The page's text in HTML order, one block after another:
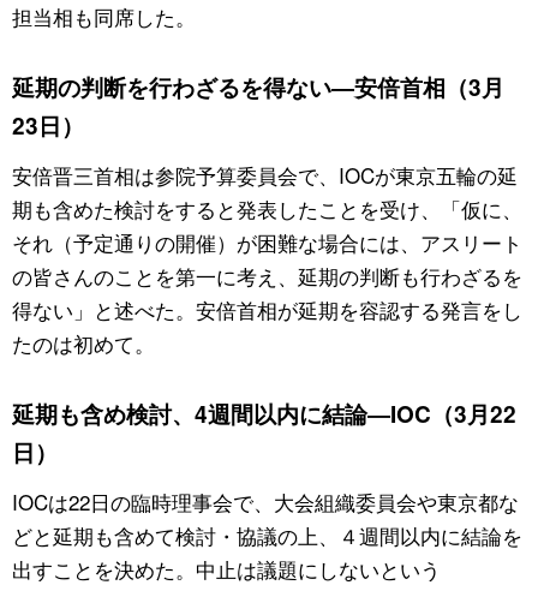
担当相も同席した。
延期の判断を行わざるを得ない―安倍首相（3月
23日）
安倍晋三首相は参院予算委員会で、IOCが東京五輪の延
期も含めた検討をすると発表したことを受け、「仮に、
それ（予定通りの開催）が困難な場合には、アスリート
の皆さんのことを第一に考え、延期の判断も行わざるを
得ない」と述べた。安倍首相が延期を容認する発言をし
たのは初めて。
延期も含め検討、4週間以内に結論―IOC（3月22
日）
IOCは22日の臨時理事会で、大会組織委員会や東京都な
どと延期も含めて検討・協議の上、４週間以内に結論を
出すことを決めた。中止は議題にしないという